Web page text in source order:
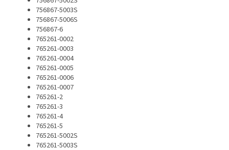
756867-5003S
756867-5006S
756867-6
765261-0002
765261-0003
765261-0004
765261-0005
765261-0006
765261-0007
765261-2
765261-3
765261-4
765261-5
765261-5002S
765261-5003S